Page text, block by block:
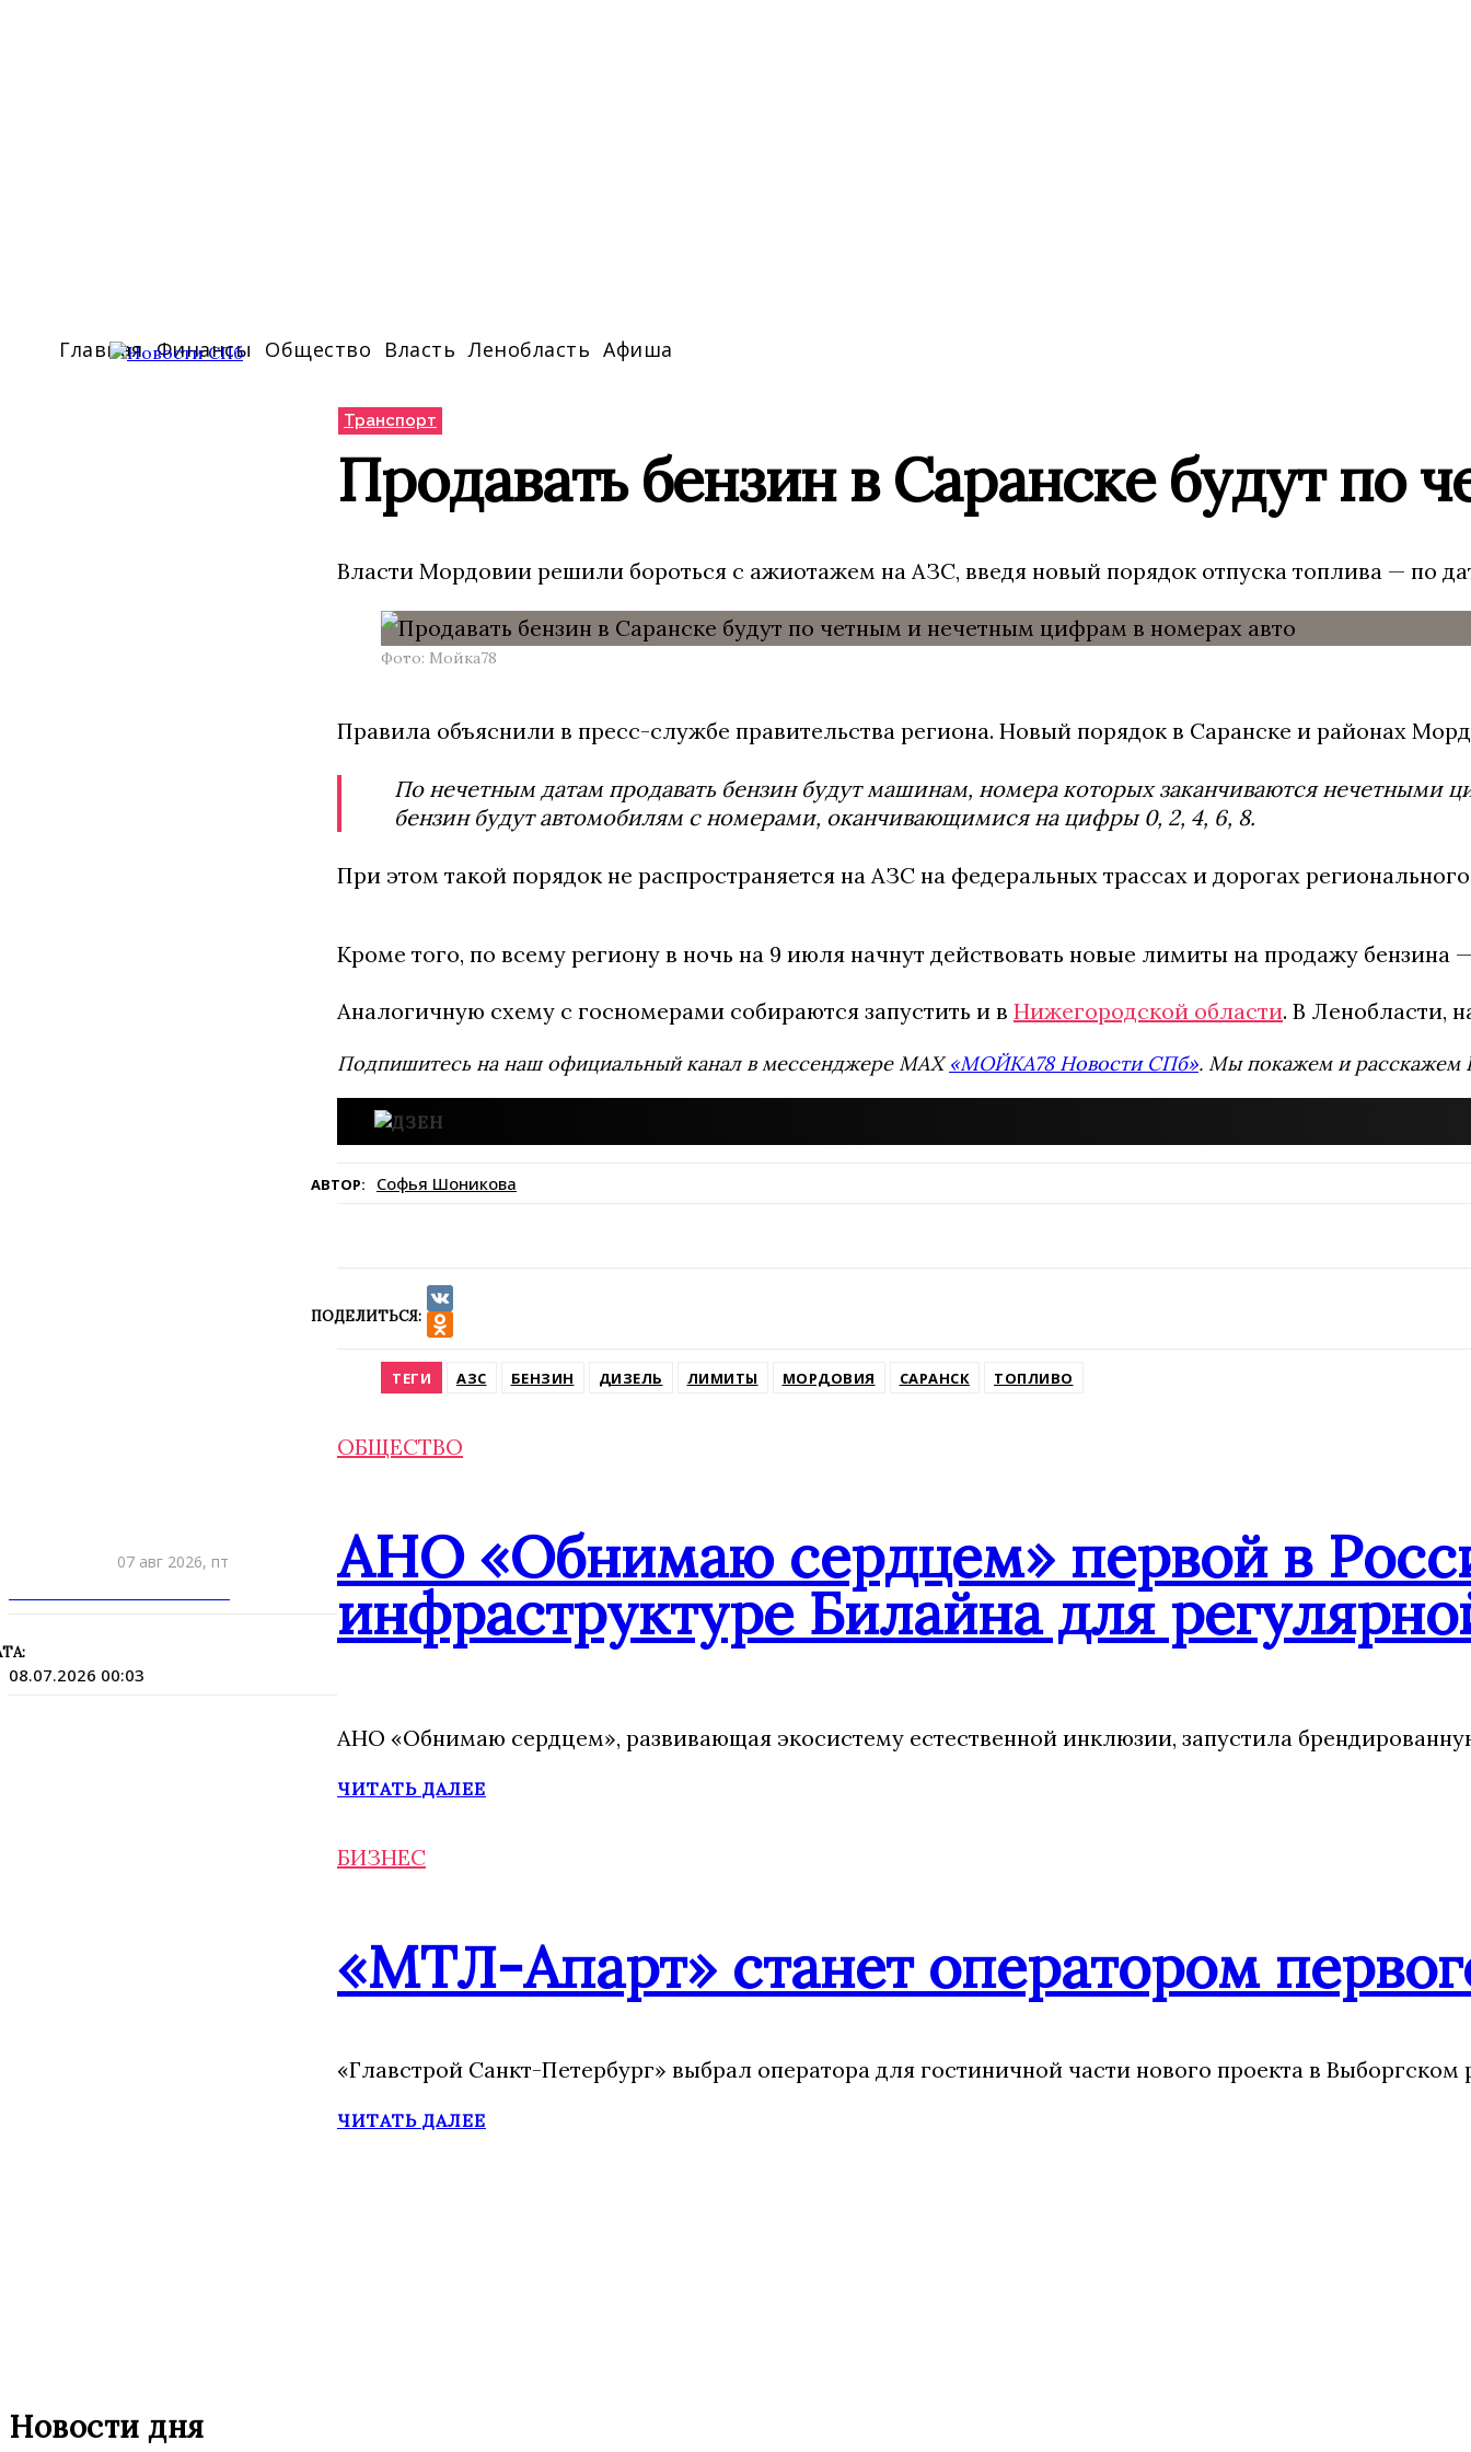
Главная Финансы Общество Власть Ленобласть Афиша
07 авг 2026, пт
08.07.2026 00:03
Транспорт
Продавать бензин в Саранске будут
Власти Мордовии решили бороться с ажиотажем на АЗС, введя новый порядок отпуска топлива — по
Фото: Мойка78
Правила объяснили в пресс-службе правительства региона. Новый порядок в Саранске и районах
По нечетным датам продавать бензин будут машинам, номера которых заканчиваются нечетными
бензин будут автомобилям с номерами, оканчивающимися на цифры 0, 2, 4, 6, 8.
При этом такой порядок не распространяется на АЗС на федеральных трассах и дорогах
Кроме того, по всему региону в ночь на 9 июля начнут действовать новые лимиты на продажу
Аналогичную схему с госномерами собираются запустить и в Нижегородской области. В Ленобласти,
Подпишитесь на наш официальный канал в мессенджере MAX«МОЙКА78 Новости СПб». Мы покажем и расскажем
АВТОР: Софья Шоникова
ПОДЕЛИТЬСЯ:
VK
ТЕГИ АЗС БЕНЗИН ДИЗЕЛЬ ЛИМИТЫ МОРДОВИЯ САРАНСК ТОПЛИВО
ОБЩЕСТВО
АНО «Обнимаю сердцем» первой в
инфраструктуре Билайна для
АНО «Обнимаю сердцем», развивающая экосистему естественной инклюзии, запустила
ЧИТАТЬ ДАЛЕЕ
БИЗНЕС
«МТЛ-Апарт» станет оператором
«Главстрой Санкт-Петербург» выбрал оператора для гостиничной части нового проекта в
ЧИТАТЬ ДАЛЕЕ
Новости дня